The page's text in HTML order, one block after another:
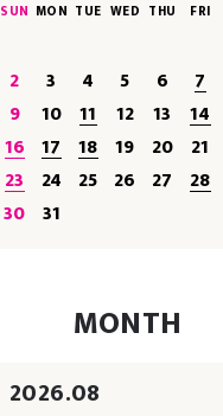
SUN MON TUE WED THU FRI
2
3 4 5 6 7
9
10 11 12 13 14
16 17 18 19 20 21
23
24 25 26 27 28
30 31
MONTH
2026.08